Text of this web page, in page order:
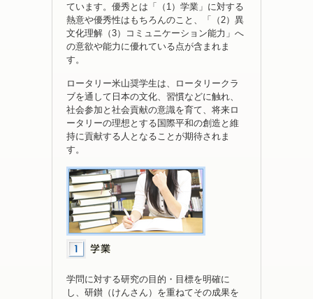
ています。優秀とは「（1）学業」に対する
熱意や優秀性はもちろんのこと、「（2）異
文化理解（3）コミュニケーション能力」へ
の意欲や能力に優れている点が含まれま
す。
ロータリー米山奨学生は、ロータリークラ
ブを通して日本の文化、習慣などに触れ、
社会参加と社会貢献の意識を育て、将来ロ
ータリーの理想とする国際平和の創造と維
持に貢献する人となることが期待されま
す。
学問に対する研究の目的・目標を明確に
し、研鑚（けんさん）を重ねてその成果を